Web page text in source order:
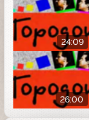
24:09
26:00